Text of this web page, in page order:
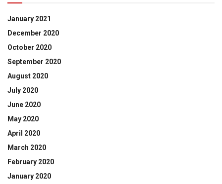
January 2021
December 2020
October 2020
September 2020
August 2020
July 2020
June 2020
May 2020
April 2020
March 2020
February 2020
January 2020